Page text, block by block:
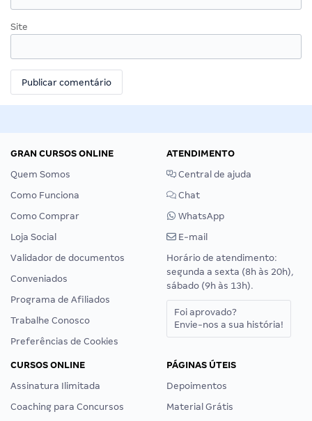
Site
GRAN CURSOS ONLINE
Quem Somos
Como Funciona
Como Comprar
Loja Social
Validador de documentos
Conveniados
Programa de Afiliados
Trabalhe Conosco
Preferências de Cookies
ATENDIMENTO
Central de ajuda
Chat
WhatsApp
E-mail
Horário de atendimento:
segunda a sexta (8h às 20h),
sábado (9h às 13h).
Foi aprovado?
Envie-nos a sua história!
CURSOS ONLINE
Assinatura Ilimitada
Coaching para Concursos
PÁGINAS ÚTEIS
Depoimentos
Material Grátis